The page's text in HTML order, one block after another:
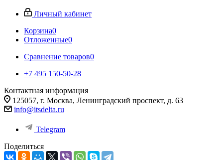
Личный кабинет
Корзина0
Отложенные0
Сравнение товаров0
+7 495 150-50-28
Контактная информация
125057, г. Москва, Ленинградский проспект, д. 63
info@itsdelta.ru
Telegram
Поделиться